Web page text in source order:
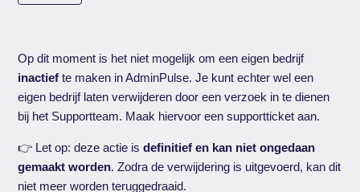
Op dit moment is het niet mogelijk om een eigen bedrijf
inactief te maken in AdminPulse. Je kunt echter wel een
eigen bedrijf laten verwijderen door een verzoek in te dienen
bij het Supportteam. Maak hiervoor een supportticket aan.
👉 Let op: deze actie isdefinitief en kan niet ongedaan
gemaakt worden. Zodra de verwijdering is uitgevoerd, kan dit
niet meer worden teruggedraaid.